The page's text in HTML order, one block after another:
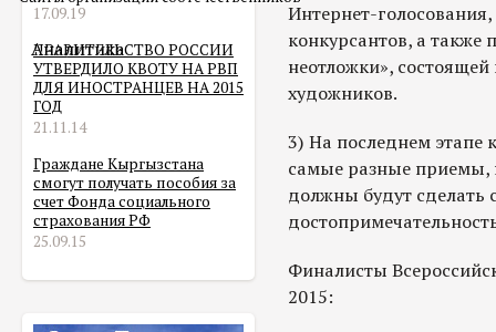
Аналитика
17.09.19
ПРАВИТЕЛЬСТВО РОССИИ
УТВЕРДИЛО КВОТУ НА РВП
ДЛЯ ИНОСТРАНЦЕВ НА 2015
ГОД
21.11.14
Граждане Кыргызстана
смогут получать пособия за
счет Фонда социального
страхования РФ
25.09.15
Интернет-
конкурсантов, а
неотложки»,
художников.
3) На последнем этапе
самые разные приемы,
должны будут сделать
Финалисты
2015: